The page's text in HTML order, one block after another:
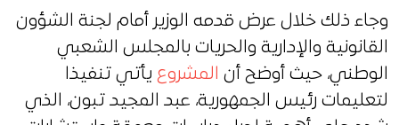
وجاء ذلك خلال عرض قدمه الوزير أمام لجنة الشؤون
القانونية والإدارية والحريات بالمجلس الشعبي
الوطني، حيث أوضح أن المشروع يأتي تنفيذا
لتعليمات رئيس الجمهورية، عبد المجيد تبون، الذي